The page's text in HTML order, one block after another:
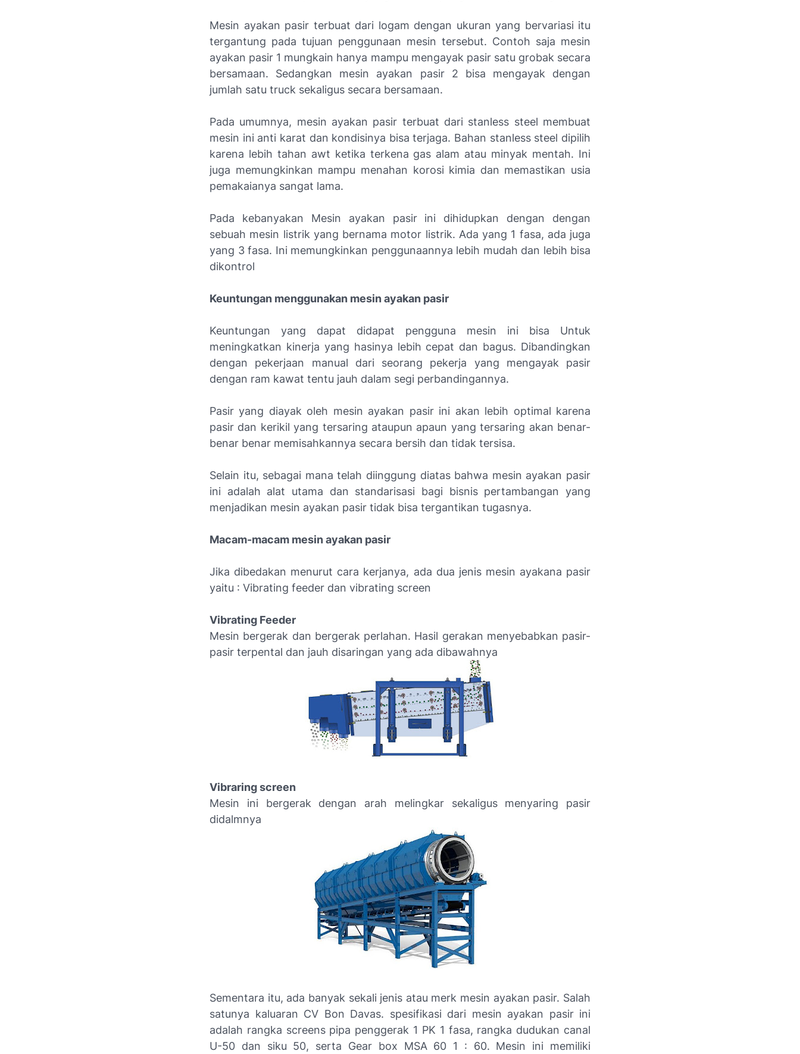
Mesin ayakan pasir terbuat dari logam dengan ukuran yang bervariasi itu
tergantung pada tujuan penggunaan mesin tersebut. Contoh saja mesin
ayakan pasir 1 mungkain hanya mampu mengayak pasir satu grobak secara
bersamaan. Sedangkan mesin ayakan pasir 2 bisa mengayak dengan
jumlah satu truck sekaligus secara bersamaan.
Pada umumnya, mesin ayakan pasir terbuat dari stanless steel membuat
mesin ini anti karat dan kondisinya bisa terjaga. Bahan stanless steel dipilih
karena lebih tahan awt ketika terkena gas alam atau minyak mentah. Ini
juga memungkinkan mampu menahan korosi kimia dan memastikan usia
pemakaianya sangat lama.
Pada kebanyakan Mesin ayakan pasir ini dihidupkan dengan dengan
sebuah mesin listrik yang bernama motor listrik. Ada yang 1 fasa, ada juga
yang 3 fasa. Ini memungkinkan penggunaannya lebih mudah dan lebih bisa
dikontrol
Keuntungan menggunakan mesin ayakan pasir
Keuntungan yang dapat didapat pengguna mesin ini bisa Untuk
meningkatkan kinerja yang hasinya lebih cepat dan bagus. Dibandingkan
dengan pekerjaan manual dari seorang pekerja yang mengayak pasir
dengan ram kawat tentu jauh dalam segi perbandingannya.
Pasir yang diayak oleh mesin ayakan pasir ini akan lebih optimal karena
pasir dan kerikil yang tersaring ataupun apaun yang tersaring akan benar-
benar benar memisahkannya secara bersih dan tidak tersisa.
Selain itu, sebagai mana telah diinggung diatas bahwa mesin ayakan pasir
ini adalah alat utama dan standarisasi bagi bisnis pertambangan yang
menjadikan mesin ayakan pasir tidak bisa tergantikan tugasnya.
Macam-macam mesin ayakan pasir
Jika dibedakan menurut cara kerjanya, ada dua jenis mesin ayakana pasir
yaitu : Vibrating feeder dan vibrating screen
Vibrating Feeder
Mesin bergerak dan bergerak perlahan. Hasil gerakan menyebabkan pasir-
pasir terpental dan jauh disaringan yang ada dibawahnya
Vibraring screen
Mesin ini bergerak dengan arah melingkar sekaligus menyaring pasir
didalmnya
Sementara itu, ada banyak sekali jenis atau merk mesin ayakan pasir. Salah
satunya kaluaran CV Bon Davas. spesifikasi dari mesin ayakan pasir ini
adalah rangka screens pipa penggerak 1 PK 1 fasa, rangka dudukan canal
U-50 dan siku 50, serta Gear box MSA 60 1 : 60. Mesin ini memiliki